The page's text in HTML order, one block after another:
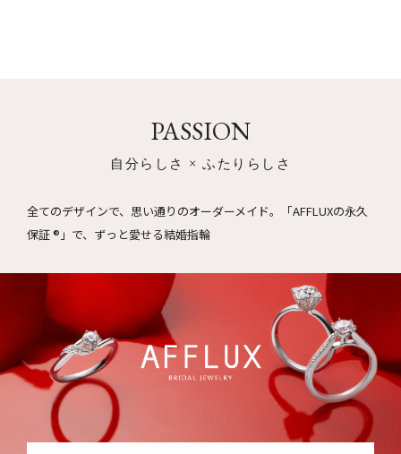
のドラマや映画に採用オファーを 頂戴しております。使用され
た指輪の詳細ページに記載をさせて頂いております。
2023年現在）婚約指輪は166,100円～、結婚指輪（ペア）
163,900円～製作可能です。 ７種類ある全素材で同価格、ダイ
らご提供しております。これからも一生ものであるジュエリー
のものづくりと 価格追及に努めてまいります。
PASSION
自分らしさ × ふたりらしさ
全てのデザインで、思い通りのオーダーメイド。
「AFFLUXの永久
保証 ®」で、ずっと愛せる結婚指輪